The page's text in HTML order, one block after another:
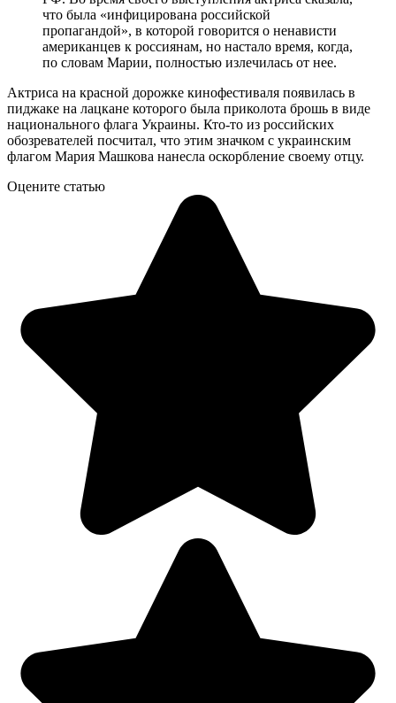
что была «инфицирована российской
пропагандой», в которой говорится о ненависти
американцев к россиянам, но настало время, когда,
по словам Марии, полностью излечилась от нее.
Актриса на красной дорожке кинофестиваля появилась в
пиджаке на лацкане которого была приколота брошь в виде
национального флага Украины. Кто-то из российских
обозревателей посчитал, что этим значком с украинским
флагом Мария Машкова нанесла оскорбление своему отцу.
Оцените статью